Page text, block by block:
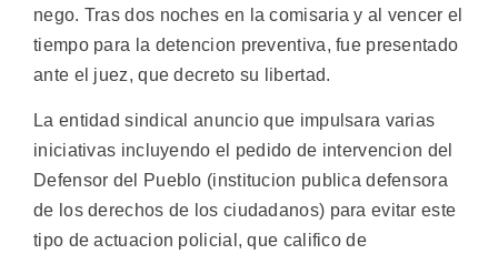
nego. Tras dos noches en la comisaria y al vencer el
tiempo para la detencion preventiva, fue presentado
ante el juez, que decreto su libertad.
La entidad sindical anuncio que impulsara varias
iniciativas incluyendo el pedido de intervencion del
Defensor del Pueblo (institucion publica defensora
de los derechos de los ciudadanos) para evitar este
tipo de actuacion policial, que califico de